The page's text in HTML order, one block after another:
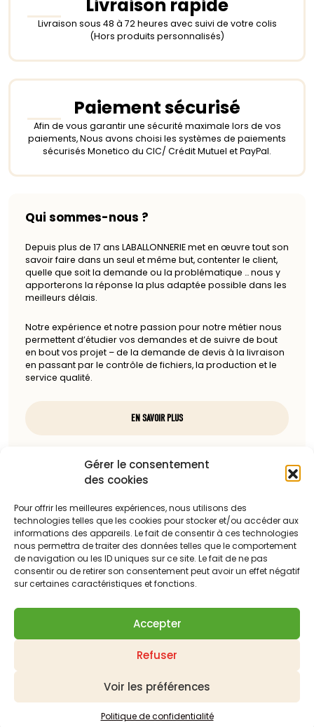
Gérer le consentement
des cookies
Pour offrir les meilleures expériences, nous utilisons des
technologies telles que les cookies pour stocker et/ou accéder aux
informations des appareils. Le fait de consentir à ces technologies
nous permettra de traiter des données telles que le comportement
de navigation ou les ID uniques sur ce site. Le fait de ne pas
consentir ou de retirer son consentement peut avoir un effet négatif
sur certaines caractéristiques et fonctions.
Accepter
Refuser
Voir les préférences
Politique de confidentialité
Livraison rapide
Livraison sous 48 à 72 heures avec suivi de votre colis
(Hors produits personnalisés)
Paiement sécurisé
Afin de vous garantir une sécurité maximale lors de vos
paiements, Nous avons choisi les systèmes de paiements
sécurisés Monetico du CIC/ Crédit Mutuel et PayPal.
Qui sommes-nous ?
Depuis plus de 17 ans LABALLONNERIE met en œuvre tout son
savoir faire dans un seul et même but, contenter le client,
quelle que soit la demande ou la problématique … nous y
apporterons la réponse la plus adaptée possible dans les
meilleurs délais.
Notre expérience et notre passion pour notre métier nous
permettent d’étudier vos demandes et de suivre de bout
en bout vos projet – de la demande de devis à la livraison
en passant par le contrôle de fichiers, la production et le
service qualité.
EN SAVOIR PLUS
Nous contacter
85100 Les Sables-d'Olonne
Téléphone :
06 13 23 67 88
Adresse mail :
Les derniers produits mis en ligne
Suivi de vos commandes
Mentions légales
Plan du site